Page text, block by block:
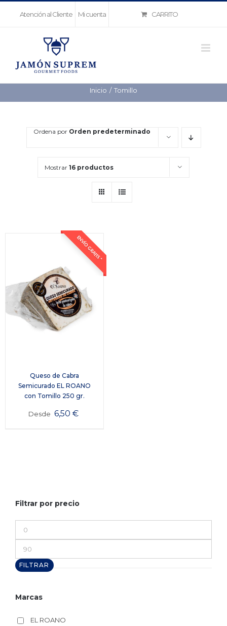
Atención al Cliente Mi cuenta CARRITO
Inicio Tomillo
Ordena por Orden predeterminado
Mostrar 16 productos
ENVÍO GRATIS *
Queso de Cabra
Semicurado EL ROANO
con Tomillo 250 gr.
Desde 6,50€
Filtrar por precio
mínimo
máximo
FILTRAR
Marcas
EL ROANO